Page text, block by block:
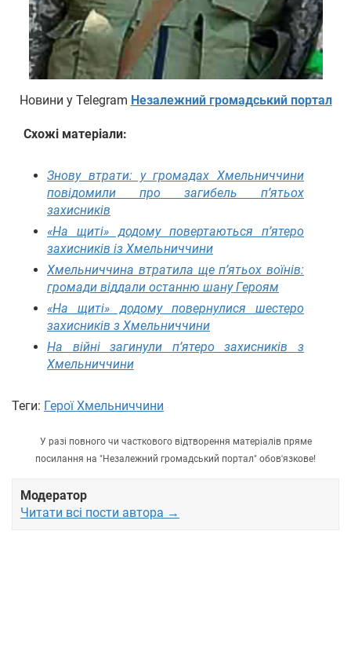
Новини у Telegram Незалежний громадський портал
Схожі матеріали:
Знову втрати: у громадах Хмельниччини
повідомили про загибель п’ятьох
захисників
«На щиті» додому повертаються п’ятеро
захисників із Хмельниччини
Хмельниччина втратила ще п’ятьох воїнів:
громади віддали останню шану Героям
«На щиті» додому повернулися шестеро
захисників з Хмельниччини
На війні загинули п’ятеро захисників з
Хмельниччини
Теги: Герої Хмельниччини
У разі повного чи часткового відтворення матеріалів пряме
посилання на "Незалежний громадський портал" обов'язкове!
Модератор
Читати всі пости автора →